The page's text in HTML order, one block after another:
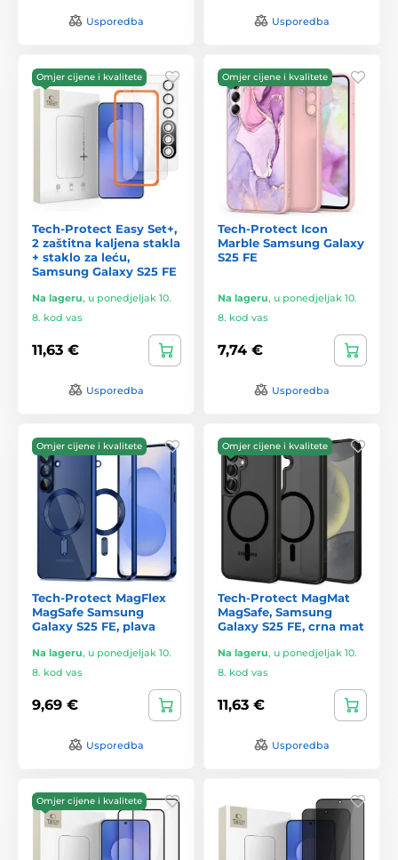
Usporedba Usporedba
Omjer cijene i kvalitete
Tech-Protect Easy Set+,
2 zaštitna kaljena stakla
+ staklo za leću,
Samsung Galaxy S25 FE
Na lageru, u ponedjeljak 10.
8. kod vas
11,63 €
Usporedba
Omjer cijene i kvalitete
Tech-Protect Icon
Marble Samsung Galaxy
S25 FE
Na lageru, u ponedjeljak 10.
8. kod vas
7,74 €
Usporedba
Omjer cijene i kvalitete
Tech-Protect MagFlex
MagSafe Samsung
Galaxy S25 FE, plava
Na lageru, u ponedjeljak 10.
8. kod vas
9,69 €
Usporedba
Omjer cijene i kvalitete
Tech-Protect MagMat
MagSafe, Samsung
Galaxy S25 FE, crna mat
Na lageru, u ponedjeljak 10.
8. kod vas
11,63 €
Usporedba
Omjer cijene i kvalitete